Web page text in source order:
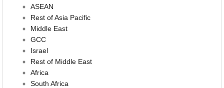
ASEAN
Rest of Asia Pacific
Middle East
GCC
Israel
Rest of Middle East
Africa
South Africa